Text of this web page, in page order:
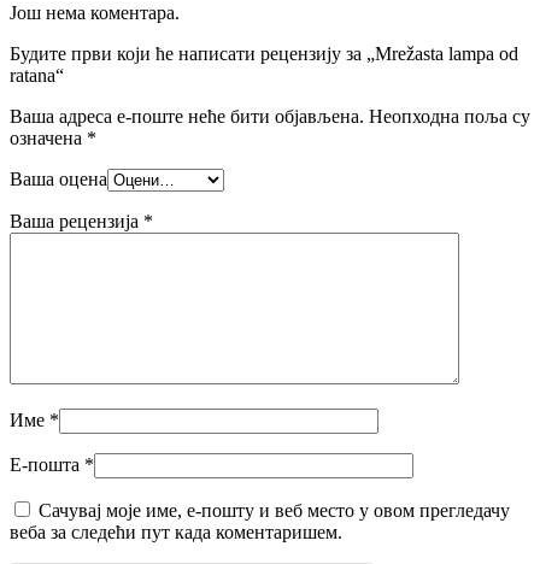
Још нема коментара.
Будите први који ће написати рецензију за „Mrežasta lampa od
ratana“
Ваша адреса е-поште неће бити објављена. Неопходна поља су
означена *
Ваша оцена
Ваша рецензија *
Име *
Е-пошта *
Сачувај моје име, е-пошту и веб место у овом прегледачу
веба за следећи пут када коментаришем.